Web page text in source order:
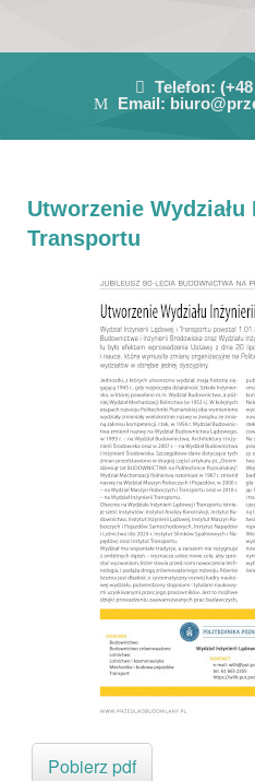
Telefon:
Email:
Utworzenie
Transportu
Pobierz pdf